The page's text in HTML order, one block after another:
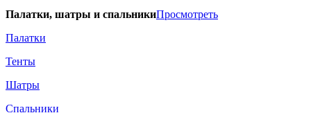
Палатки, шатры и спальникиПросмотреть
Палатки
Тенты
Шатры
Спальники